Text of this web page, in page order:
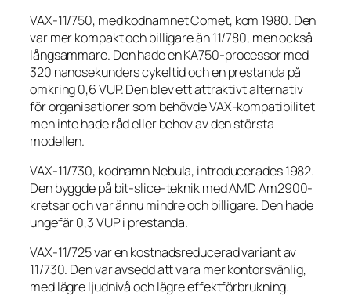
VAX-11/750, med kodnamnet Comet, kom 1980. Den
var mer kompakt och billigare än 11/780, men också
långsammare. Den hade en KA750-processor med
320 nanosekunders cykeltid och en prestanda på
omkring 0,6 VUP. Den blev ett attraktivt alternativ
för organisationer som behövde VAX-kompatibilitet
men inte hade råd eller behov av den största
modellen.
VAX-11/730, kodnamn Nebula, introducerades 1982.
Den byggde på bit-slice-teknik med AMD Am2900-
kretsar och var ännu mindre och billigare. Den hade
ungefär 0,3 VUP i prestanda.
VAX-11/725 var en kostnadsreducerad variant av
11/730. Den var avsedd att vara mer kontorsvänlig,
med lägre ljudnivå och lägre effektförbrukning.